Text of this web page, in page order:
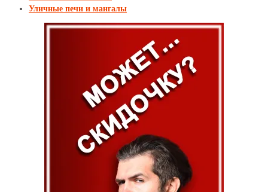
Уличные печи и мангалы